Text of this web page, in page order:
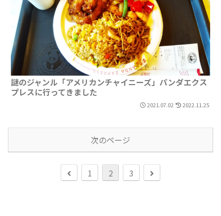
謎のジャンル「アメリカンチャイニーズ」パンダエクス
プレスに行ってきました
2021.07.02 2022.11.25
次のページ
前
1 2 3
次